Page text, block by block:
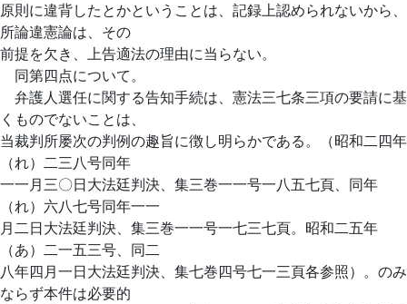
原則に違背したとかということは、記録上認められないから、
所論違憲論は、その
前提を欠き、上告適法の理由に当らない。
同第四点について。
弁護人選任に関する告知手続は、憲法三七条三項の要請に基
くものでないことは、
当裁判所屡次の判例の趣旨に徴し明らかである。（昭和二四年
（れ）二三八号同年
一一月三〇日大法廷判決、集三巻一一号一八五七頁、同年
（れ）六八七号同年一一
月二日大法廷判決、集三巻一一号一七三七頁。昭和二五年
（あ）二一五三号、同二
八年四月一日大法廷判決、集七巻四号七一三頁各参照）。のみ
ならず本件は必要的